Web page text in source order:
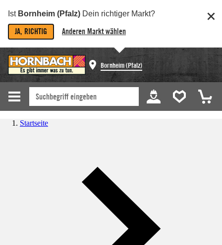
Ist Bornheim (Pfalz) Dein richtiger Markt?
JA, RICHTIG Anderen Markt wählen
Bornheim (Pfalz)
Startseite